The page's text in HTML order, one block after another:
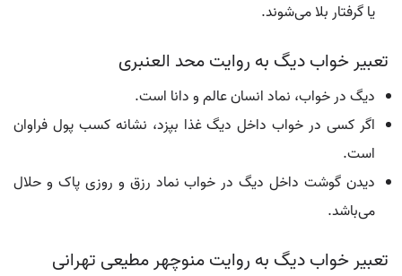
یا گرفتار بلا می‌شوند.
تعبیر خواب دیگ به روایت محد العنبری
دیگ در خواب، نماد انسان عالم و دانا است.
اگر کسی در خواب داخل دیگ غذا بپزد، نشانه کسب پول فراوان
است.
دیدن گوشت داخل دیگ در خواب نماد رزق و روزی پاک و حلال
می‌باشد.
تعبیر خواب دیگ به روایت منوچهر مطیعی تهرانی